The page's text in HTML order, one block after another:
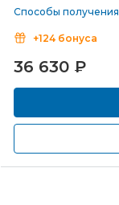
Способы получения
+124 бонуса
36 630 ₽